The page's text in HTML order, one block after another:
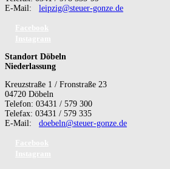
E-Mail: leipzig@steuer-gonze.de
Standort Döbeln
Niederlassung
Kreuzstraße 1 / Fronstraße 23
04720 Döbeln
Telefon: 03431 / 579 300
Telefax: 03431 / 579 335
E-Mail: doebeln@steuer-gonze.de